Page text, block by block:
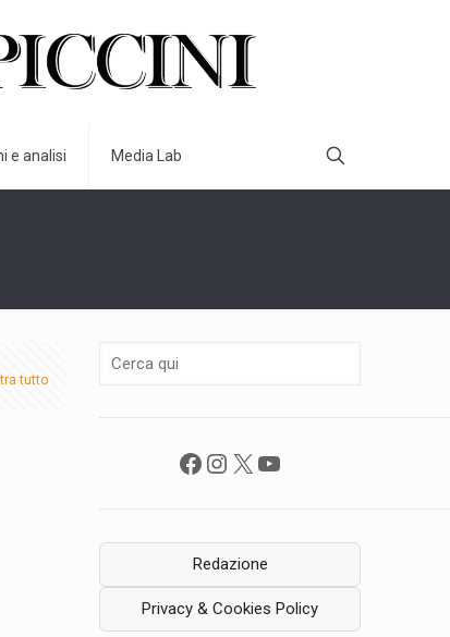
e analisi Media Lab
tutto
Facebook
Instagram
X YouTube
Redazione
Privacy & Cookies Policy